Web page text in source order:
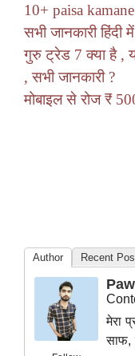
10+ paisa
सभी जानकारी हिंदी में
गुरु ट्रेड 7 क्या है ,
, सभी जानकारी ?
मोबाइल से रोज ₹
Author Recent
मेरा
साफ,